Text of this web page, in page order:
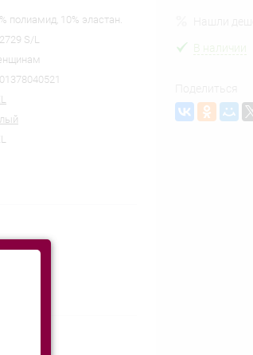
полиамид, 10% эластан.
S/L
В наличии